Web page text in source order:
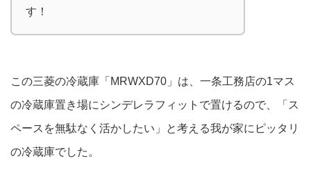
す！
この三菱の冷蔵庫「MRWXD70」は、一条工務店の1マス
の冷蔵庫置き場にシンデレラフィットで置けるので、「ス
ペースを無駄なく活かしたい」と考える我が家にピッタリ
の冷蔵庫でした。